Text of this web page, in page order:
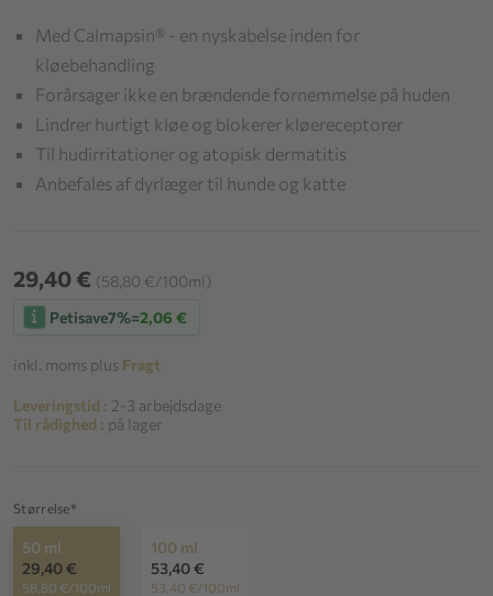
Med Calmapsin® - en nyskabelse inden for
kløebehandling
Forårsager ikke en brændende fornemmelse på huden
Lindrer hurtigt kløe og blokerer kløereceptorer
Til hudirritationer og atopisk dermatitis
Anbefales af dyrlæger til hunde og katte
29,40 € (58,80 €/100ml)
Petisave7%=2,06 €
inkl. moms plus Fragt
Leveringstid : 2-3 arbejdsdage
Til rådighed : på lager
Størrelse*
50 ml
29,40 €
58,80 €/100ml
100 ml
53,40 €
53,40 €/100ml